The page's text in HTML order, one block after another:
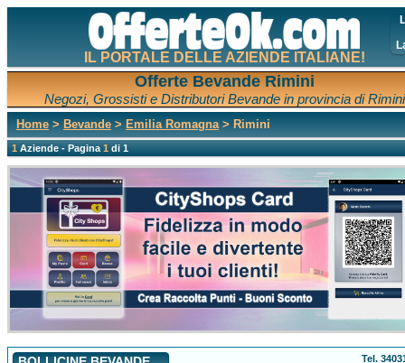
IL PORTALE DELLE AZIENDE ITALIANE!
Offerte Bevande Rimini
Negozi, Grossisti e Distributori Bevande in provincia di Rimini
Home > Bevande > Emilia Romagna> Rimini
1Aziende - Pagina1di 1
Tel.